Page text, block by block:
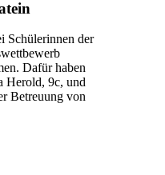
Schülerinnen der
Dafür haben
Herold, 9c, und
Betreuung von